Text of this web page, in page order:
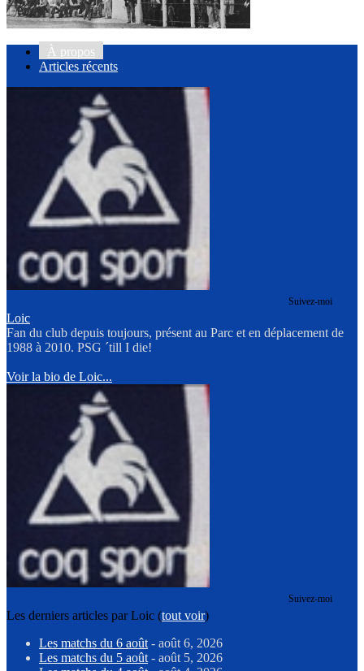
À propos
Articles récents
Suivez-moi
Loic
Fan du club depuis toujours, présent au Parc et en déplacement de
1988 à 2010. PSG ´till I die!
Voir la bio de Loic...
Suivez-moi
Les derniers articles par Loic (tout voir)
Les matchs du 6 août - août 6, 2026
Les matchs du 5 août - août 5, 2026